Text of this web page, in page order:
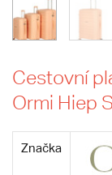
Cestovní
Ormi Hiep
Značka